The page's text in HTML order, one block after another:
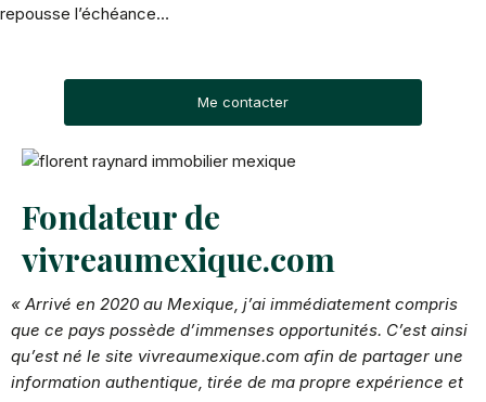
repousse l’échéance…
Me contacter
Fondateur de
vivreaumexique.com
« Arrivé en 2020 au Mexique, j’ai immédiatement compris
que ce pays possède d’immenses opportunités. C’est ainsi
qu’est né le site vivreaumexique.com afin de partager une
information authentique, tirée de ma propre expérience et